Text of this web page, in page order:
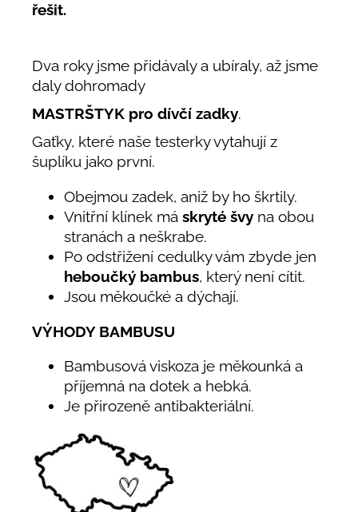
řešit.
Dva roky jsme přidávaly a ubíraly, až jsme
daly dohromady
MASTRŠTYK pro dívčí zadky.
Gaťky, které naše testerky vytahují z
šuplíku jako první.
Obejmou zadek, aniž by ho škrtily.
Vnitřní klínek má skryté švy na obou
stranách a neškrabe.
Po odstřižení cedulky vám zbyde jen
heboučký bambus, který není cítit.
Jsou měkoučké a dýchají.
VÝHODY BAMBUSU
Bambusová viskoza je měkounká a
příjemná na dotek a hebká.
Je přirozeně antibakteriální.